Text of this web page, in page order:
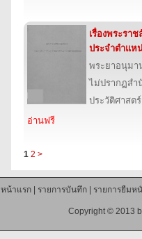
เรื่องพระรา
ประจำตำแห
พระยาอนุมา
ไม่ปรากฏส
ประวัติศาสต
อ่านฟรี
1 2 >
หน้าแรก| รายการบันทึก| รายการยืมห
Copyright © 2013